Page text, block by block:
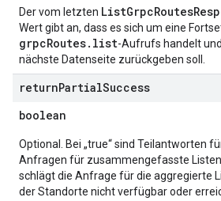
Der vom letzten
Wert gibt an, dass es sich um eine
grpcRoutes.list-Aufrufs handelt
nächste Datenseite zurückgeben soll.
returnPartialSuccess
boolean
Optional. Bei „true“ sind Teilantworten
Anfragen für zusammengefasste
schlägt die Anfrage für die aggregierte
der Standorte nicht verfügbar oder